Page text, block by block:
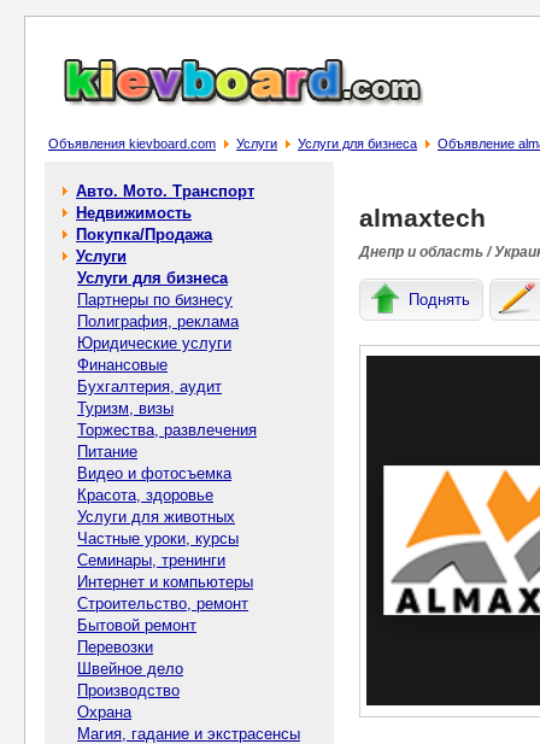
Объявления kievboard.com Услуги Услуги для бизнеса Объявление
Авто. Мото. Транспорт
Недвижимость
Покупка/Продажа
Услуги
Услуги для бизнеса
Партнеры по бизнесу
Полиграфия, реклама
Юридические услуги
Финансовые
Бухгалтерия, аудит
Туризм, визы
Торжества, развлечения
Питание
Видео и фотосъемка
Красота, здоровье
Услуги для животных
Частные уроки, курсы
Семинары, тренинги
Интернет и компьютеры
Строительство, ремонт
Бытовой ремонт
Перевозки
Швейное дело
Производство
Охрана
Магия, гадание и экстрасенсы
almaxtech
Днепр и область /
Поднять